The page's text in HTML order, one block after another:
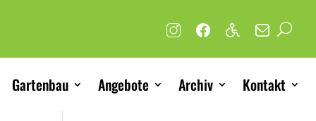
Gartenbau Angebote Archiv Kontakt